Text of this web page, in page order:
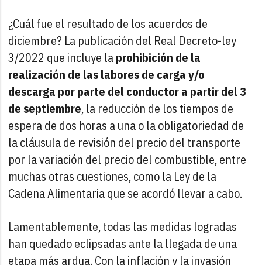
¿Cuál fue el resultado de los acuerdos de
diciembre? La publicación del Real Decreto-ley
3/2022 que incluye laprohibición de la
realización de las labores de carga y/o
descarga por parte del conductor a partir del 3
de septiembre, la reducción de los tiempos de
espera de dos horas a una o la obligatoriedad de
la cláusula de revisión del precio del transporte
por la variación del precio del combustible, entre
muchas otras cuestiones, como la Ley de la
Cadena Alimentaria que se acordó llevar a cabo.
Lamentablemente, todas las medidas logradas
han quedado eclipsadas ante la llegada de una
etapa más ardua. Con la inflación y la invasión